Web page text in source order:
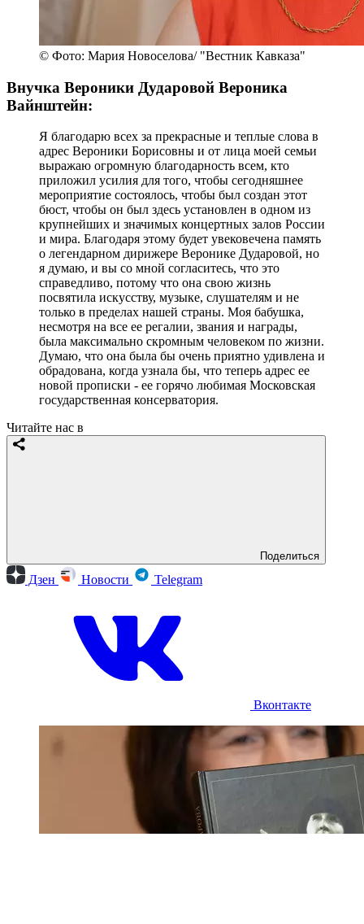
© Фото: Мария Новоселова/ "Вестник Кавказа"
Внучка Вероники Дударовой Вероника
Вайнштейн:
Я благодарю всех за прекрасные и теплые слова в
адрес Вероники Борисовны и от лица моей семьи
выражаю огромную благодарность всем, кто
приложил усилия для того, чтобы сегодняшнее
мероприятие состоялось, чтобы был создан этот
бюст, чтобы он был здесь установлен в одном из
крупнейших и значимых концертных залов России
и мира. Благодаря этому будет увековечена память
о легендарном дирижере Веронике Дударовой, но
я думаю, и вы со мной согласитесь, что это
справедливо, потому что она свою жизнь
посвятила искусству, музыке, слушателям и не
только в пределах нашей страны. Моя бабушка,
несмотря на все ее регалии, звания и награды,
была максимально скромным человеком по жизни.
Думаю, что она была бы очень приятно удивлена и
обрадована, когда узнала бы, что теперь адрес ее
новой прописки - ее горячо любимая Московская
государственная консерватория.
Читайте нас в
Поделиться
Дзен Новости Telegram
Вконтакте